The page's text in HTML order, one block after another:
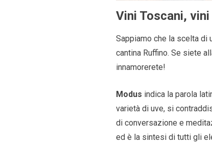
Vini Toscani,
Sappiamo che la scelta di
cantina Ruffino. Se siete
innamorerete!
Modus indica la parola
varietà di uve, si
di conversazione e
ed è la sintesi di tutti gli